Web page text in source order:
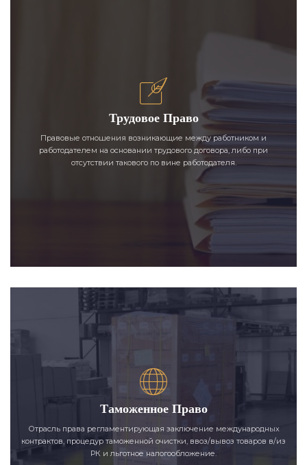
Трудовое Право
Правовые отношения возникающие между работником и
работодателем на основании трудового договора, либо при
отсутствии такового по вине работодателя.
Таможенное Право
Отрасль права регламентирующая заключение международных
контрактов, процедур таможенной очистки, ввоз/вывоз товаров в/из
РК и льготное налогообложение.